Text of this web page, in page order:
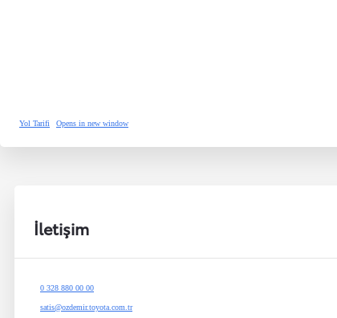
Yol Tarifi Opens in new window
İletişim
0 328 880 00 00
satis@ozdemir.toyota.com.tr